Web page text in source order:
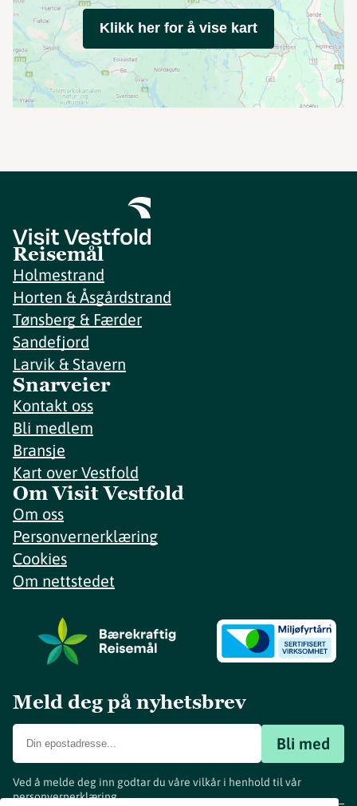
Klikk her for å vise kart
Reisemål
Holmestrand
Horten & Åsgårdstrand
Tønsberg & Færder
Sandefjord
Larvik & Stavern
Snarveier
Kontakt oss
Bli medlem
Bransje
Kart over Vestfold
Om Visit Vestfold
Om oss
Personvernerklæring
Cookies
Om nettstedet
Meld deg på nyhetsbrev
Bli med
Ved å melde deg inn godtar du våre vilkår i henhold til vår
personvernerklæring.